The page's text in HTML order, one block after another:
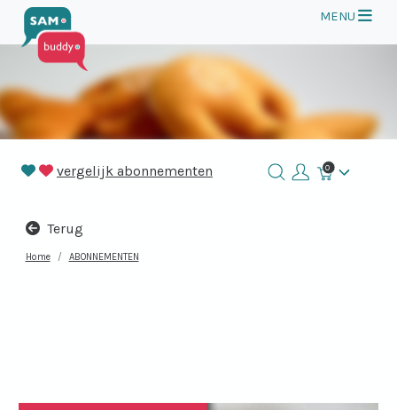
MENU
vergelijk abonnementen 0
Terug
Home ABONNEMENTEN